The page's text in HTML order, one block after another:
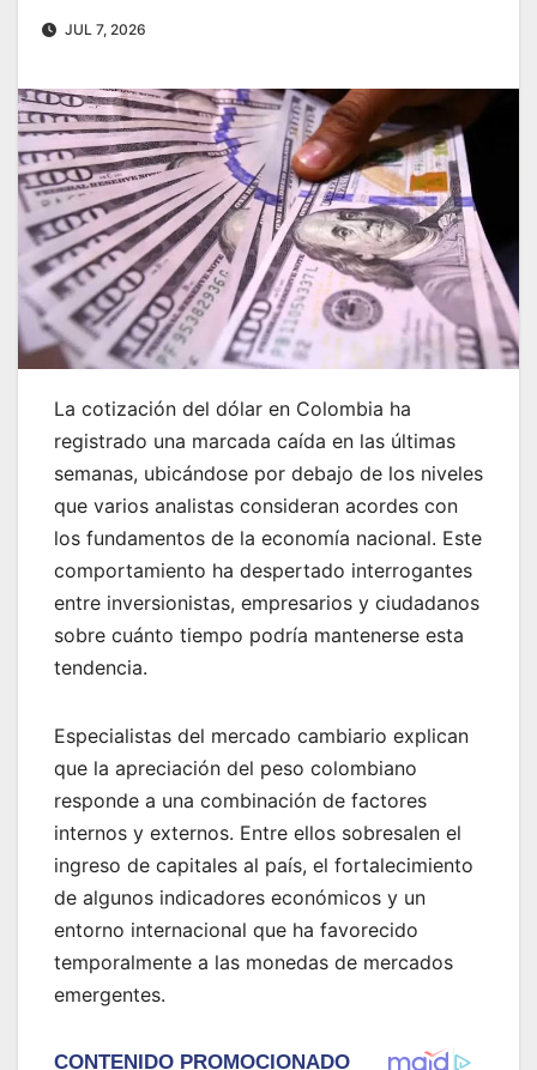
JUL 7, 2026
La cotización del dólar en Colombia ha
registrado una marcada caída en las últimas
semanas, ubicándose por debajo de los niveles
que varios analistas consideran acordes con
los fundamentos de la economía nacional. Este
comportamiento ha despertado interrogantes
entre inversionistas, empresarios y ciudadanos
sobre cuánto tiempo podría mantenerse esta
tendencia.
Especialistas del mercado cambiario explican
que la apreciación del peso colombiano
responde a una combinación de factores
internos y externos. Entre ellos sobresalen el
ingreso de capitales al país, el fortalecimiento
de algunos indicadores económicos y un
entorno internacional que ha favorecido
temporalmente a las monedas de mercados
emergentes.